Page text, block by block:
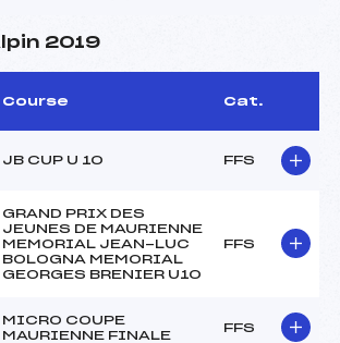
2019
Course Cat.
JB CUP U 10 FFS
GRAND PRIX DES
JEUNES DE MAURIENNE
MEMORIAL JEAN-LUC
BOLOGNA MEMORIAL
GEORGES BRENIER U10
FFS
MICRO COUPE
MAURIENNE FINALE
FFS